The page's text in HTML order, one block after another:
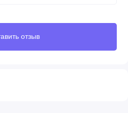
отзыв